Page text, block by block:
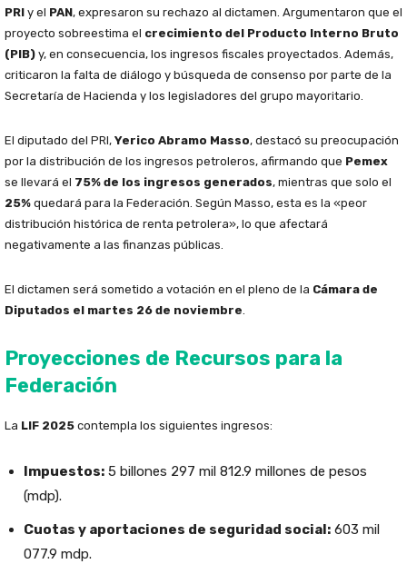
PRI y el PAN, expresaron su rechazo al dictamen. Argumentaron que el
proyecto sobreestima el crecimiento del Producto Interno Bruto
(PIB) y, en consecuencia, los ingresos fiscales proyectados. Además,
criticaron la falta de diálogo y búsqueda de consenso por parte de la
Secretaría de Hacienda y los legisladores del grupo mayoritario.
El diputado del PRI, Yerico Abramo Masso, destacó su preocupación
por la distribución de los ingresos petroleros, afirmando que Pemex
se llevará el 75% de los ingresos generados, mientras que solo el
25% quedará para la Federación. Según Masso, esta es la «peor
distribución histórica de renta petrolera», lo que afectará
negativamente a las finanzas públicas.
El dictamen será sometido a votación en el pleno de la Cámara de
Diputados el martes 26 de noviembre.
Proyecciones de Recursos para la
Federación
La LIF 2025 contempla los siguientes ingresos:
Impuestos: 5 billones 297 mil 812.9 millones de pesos
(mdp).
Cuotas y aportaciones de seguridad social: 603 mil
077.9 mdp.